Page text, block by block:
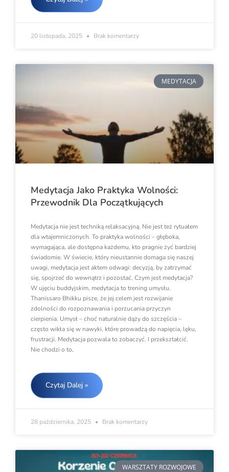
20 listopada, 2025 Brak komentarzy
MEDYTACJA
Medytacja Jako Praktyka Wolności:
Przewodnik Dla Początkujących
Medytacja nie jest techniką relaksacyjną. Nie jest też rytuałem
dla wtajemniczonych. To praktyka wolności – głęboka,
wymagająca, ale dostępna każdemu, kto pragnie żyć bardziej
świadomie. W świecie, który nieustannie domaga się naszej
uwagi, medytacja jest aktem odwagi: decyzją, by zatrzymać
się, spojrzeć do wewnątrz i pozostać. Czym jest medytacja?
W ujęciu buddyjskim, medytacja to trening umysłu.
Thanissaro Bhikku pisze, że jej celem jest rozwijanie
zdolności do rozpoznawania i porzucania przyczyn
cierpienia. Umysł – choć naturalnie dąży do szczęścia –
często wikła się w nawyki, które prowadzą do napięcia, lęku,
frustracji. Medytacja pozwala to zobaczyć. I przekształcić.
Nie chodzi o to,
Czytaj Dalej »
28 października, 2025 Brak komentarzy
WARSZTATY ROZWOJOWE